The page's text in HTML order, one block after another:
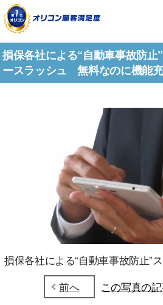
損保各社による“自動車事故防止
ースラッシュ 無料なのに機能充
損保各社による“自動車事故防止”
前へ
この写真の